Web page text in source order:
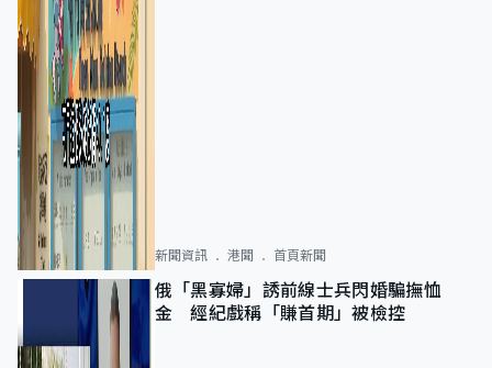
新聞資訊 港聞 首頁新聞
俄「黑寡婦」誘前線士兵閃婚騙撫恤
金 經紀戲稱「賺首期」被檢控